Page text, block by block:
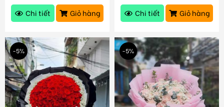
Chi tiết
Giỏ hàng
Chi tiết
Giỏ hàng
-5% -5%